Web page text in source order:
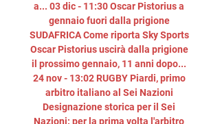
a... 03 dic - 11:30 Oscar Pistorius a
gennaio fuori dalla prigione
SUDAFRICA Come riporta Sky Sports
Oscar Pistorius uscirà dalla prigione
il prossimo gennaio, 11 anni dopo...
24 nov - 13:02 RUGBY Piardi, primo
arbitro italiano al Sei Nazioni
Designazione storica per il Sei
Nazioni: per la prima volta l'arbitro